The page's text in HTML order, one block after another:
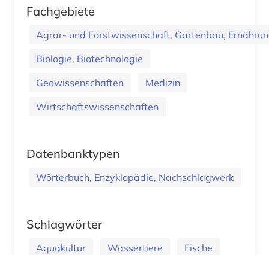
Fachgebiete
Agrar- und Forstwissenschaft, Gartenbau,
Biologie, Biotechnologie
Geowissenschaften
Medizin
Wirtschaftswissenschaften
Datenbanktypen
Wörterbuch, Enzyklopädie, Nachschlagwerk
Schlagwörter
Aquakultur Wassertiere
Fische